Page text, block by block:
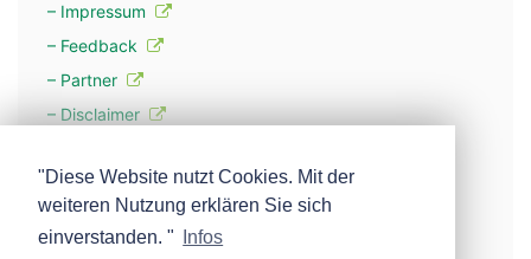
– Impressum
– Feedback
– Partner
– Disclaimer
– Werbung
– Mehr über unsere Experten
"Diese Website nutzt Cookies. Mit der
weiteren Nutzung erklären Sie sich
einverstanden. "
Infos